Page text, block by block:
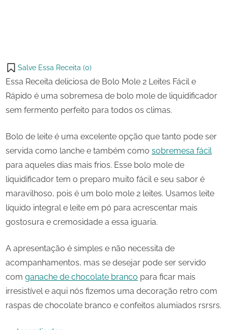
on
X
Salve Essa Receita (0)
Essa Receita deliciosa de Bolo Mole 2 Leites Fácil e
Rápido é uma sobremesa de bolo mole de liquidificador
sem fermento perfeito para todos os climas.
Bolo de leite é uma excelente opção que tanto pode ser
servida como lanche e também como sobremesa fácil
para aqueles dias mais frios. Esse bolo mole de
liquidificador tem o preparo muito fácil e seu sabor é
maravilhoso, pois é um bolo mole 2 leites. Usamos leite
líquido integral e leite em pó para acrescentar mais
gostosura e cremosidade a essa iguaria.
A apresentação é simples e não necessita de
acompanhamentos, mas se desejar pode ser servido
com ganache de chocolate branco para ficar mais
irresistível e aqui nós fizemos uma decoração retro com
raspas de chocolate branco e confeitos alumiados rsrsrs.